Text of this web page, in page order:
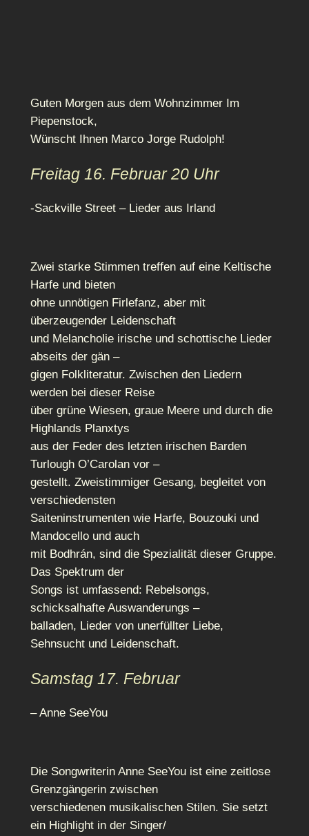
Guten Morgen aus dem Wohnzimmer Im
Piepenstock,
Wünscht Ihnen Marco Jorge Rudolph!
Freitag 16. Februar 20 Uhr
-Sackville Street – Lieder aus Irland
Zwei starke Stimmen treffen auf eine Keltische
Harfe und bieten
ohne unnötigen Firlefanz, aber mit
überzeugender Leidenschaft
und Melancholie irische und schottische Lieder
abseits der gän –
gigen Folkliteratur. Zwischen den Liedern
werden bei dieser Reise
über grüne Wiesen, graue Meere und durch die
Highlands Planxtys
aus der Feder des letzten irischen Barden
Turlough O’Carolan vor –
gestellt. Zweistimmiger Gesang, begleitet von
verschiedensten
Saiteninstrumenten wie Harfe, Bouzouki und
Mandocello und auch
mit Bodhrán, sind die Spezialität dieser Gruppe.
Das Spektrum der
Songs ist umfassend: Rebelsongs,
schicksalhafte Auswanderungs –
balladen, Lieder von unerfüllter Liebe,
Sehnsucht und Leidenschaft.
Samstag 17. Februar
– Anne SeeYou
Die Songwriterin Anne SeeYou ist eine zeitlose
Grenzgängerin zwischen
verschiedenen musikalischen Stilen. Sie setzt
ein Highlight in der Singer/